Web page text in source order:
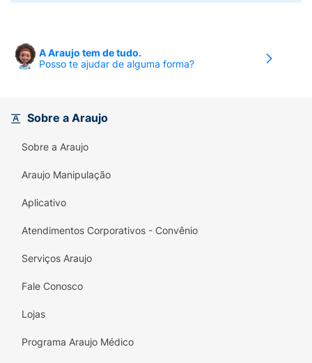
A Araujo tem de tudo.
Posso te ajudar de alguma forma?
Sobre a Araujo
Sobre a Araujo
Araujo Manipulação
Aplicativo
Atendimentos Corporativos - Convênio
Serviços Araujo
Fale Conosco
Lojas
Programa Araujo Médico